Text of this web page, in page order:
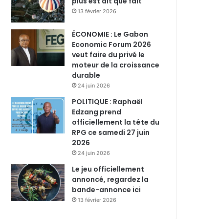
13 février 2026
ÉCONOMIE : Le Gabon
Economic Forum 2026
veut faire du privé le
moteur de la croissance
durable
24 juin 2026
POLITIQUE : Raphaël
Edzang prend
officiellement la tête du
RPG ce samedi 27 juin
2026
24 juin 2026
Le jeu officiellement
annoncé, regardez la
bande-annonce ici
13 février 2026